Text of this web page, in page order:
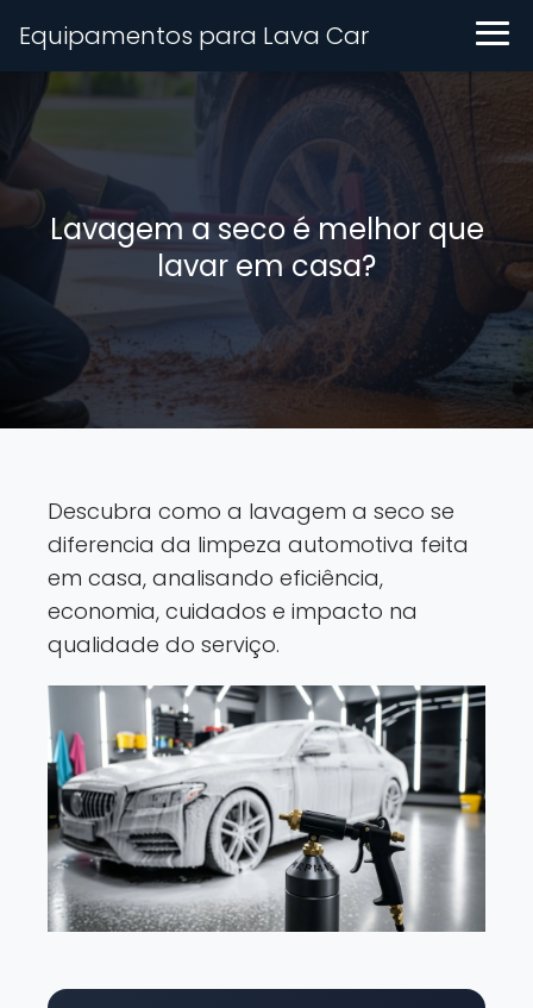
Equipamentos para Lava Car
Lavagem a seco é melhor que
lavar em casa?
Descubra como a lavagem a seco se
diferencia da limpeza automotiva feita
em casa, analisando eficiência,
economia, cuidados e impacto na
qualidade do serviço.